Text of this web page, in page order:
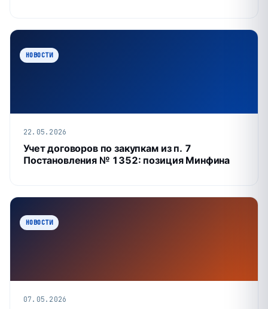
НОВОСТИ
22.05.2026
Учет договоров по закупкам из п. 7
Постановления № 1352: позиция Минфина
НОВОСТИ
07.05.2026